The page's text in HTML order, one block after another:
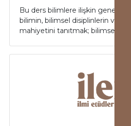
Bu ders bilimlere ilişkin genel bir
bilimin, bilimsel disiplinlerin ve
mahiyetini tanıtmak; bilimsel...